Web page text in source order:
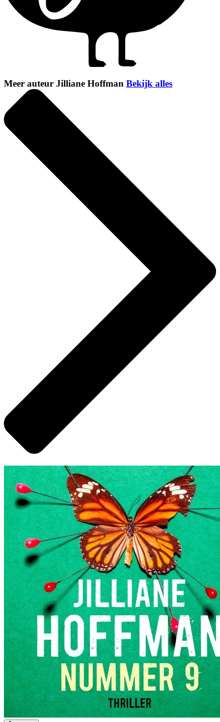
Meer auteur Jilliane Hoffman Bekijk alles